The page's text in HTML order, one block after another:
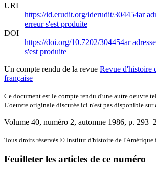
URI
https://id.erudit.org/iderudit/304454ar
erreur s'est produite
DOI
https://doi.org/10.7202/304454ar
s'est produite
Un compte rendu de la revue Revue d'histoire
française
Ce document est le compte rendu d'une autre oeuvre
L'oeuvre originale discutée ici n'est pas disponible sur
Volume 40, numéro 2, automne 1986, p.
Tous droits réservés © Institut d'histoire de l'Amérique
Feuilleter les articles de ce numéro